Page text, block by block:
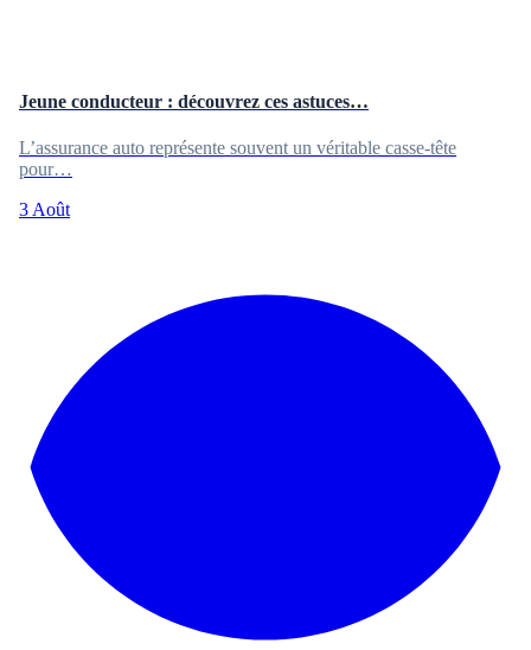
Jeune conducteur : découvrez ces astuces…
L’assurance auto représente souvent un véritable casse-tête
pour…
3 Août